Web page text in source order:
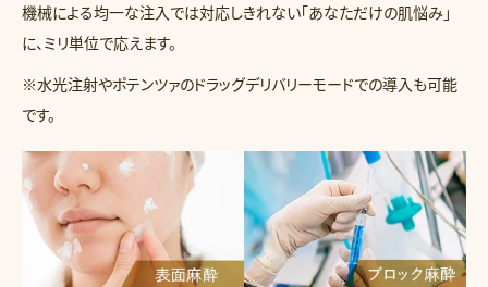
機械による均一な注入では対応しきれない「あなただけの肌悩み」
に、ミリ単位で応えます。
※水光注射やポテンツァのドラッグデリバリーモードでの導入も可能
です。